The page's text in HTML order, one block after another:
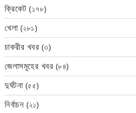
ক্রিকেট (১৭৮)
খেলা(২৮১)
চাকরীর খবর (৩)
জেলাসমূহের খবর (৮৪)
দুর্ঘটনা(৫৫)
নির্বাচন (২১)